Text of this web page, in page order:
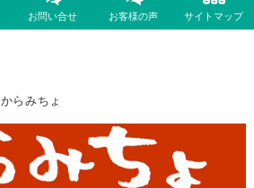
お問い合せ お客様の声 サイトマップ
からみちょ